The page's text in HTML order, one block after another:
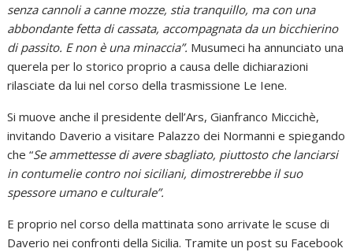
senza cannoli a canne mozze, stia tranquillo, ma con una
abbondante fetta di cassata, accompagnata da un bicchierino
di passito. E non è una minaccia”. Musumeci ha annunciato una
querela per lo storico proprio a causa delle dichiarazioni
rilasciate da lui nel corso della trasmissione Le Iene.
Si muove anche il presidente dell’Ars, Gianfranco Miccichè,
invitando Daverio a visitare Palazzo dei Normanni e spiegando
che “Se ammettesse di avere sbagliato, piuttosto che lanciarsi
in contumelie contro noi siciliani, dimostrerebbe il suo
spessore umano e culturale”.
E proprio nel corso della mattinata sono arrivate le scuse di
Daverio nei confronti della Sicilia. Tramite un post su Facebook